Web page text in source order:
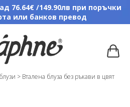
76.64€ /149.90лв при поръчки
или банков превод
> Вталена блуза без ръкави в цвят